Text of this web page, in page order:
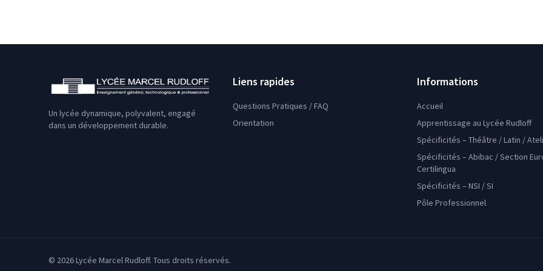
Un lycée dynamique, polyvalent, engagé
dans un développement durable.
Liens rapides
Questions Pratiques / FAQ
Orientation
Informations
Accueil
Apprentissage au Lycée Rudloff
Spécificités – Théâtre / Latin /
Spécificités – Abibac / Section
Certilingua
Spécificités – NSI / SI
Pôle Professionnel
© 2026 Lycée Marcel Rudloff. Tous droits réservés.